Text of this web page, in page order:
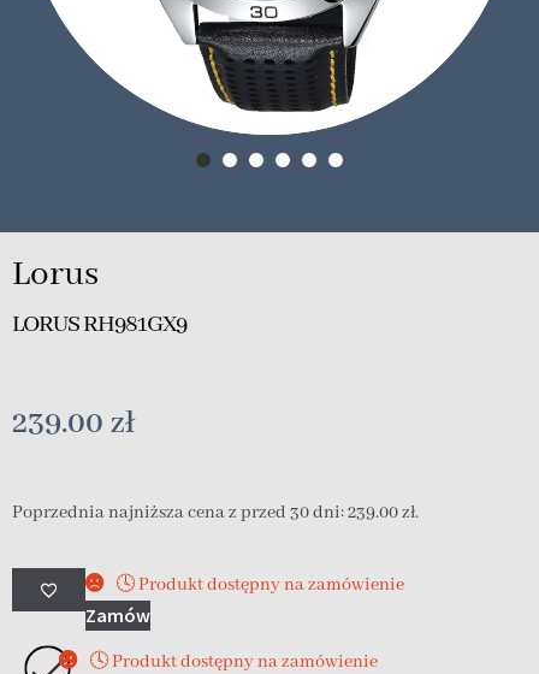
Lorus
LORUS RH981GX9
239.00 zł
Poprzednia najniższa cena z przed 30 dni:239.00zł.
🕓 Produkt dostępny na zamówienie
Zamów
🕓 Produkt dostępny na zamówienie